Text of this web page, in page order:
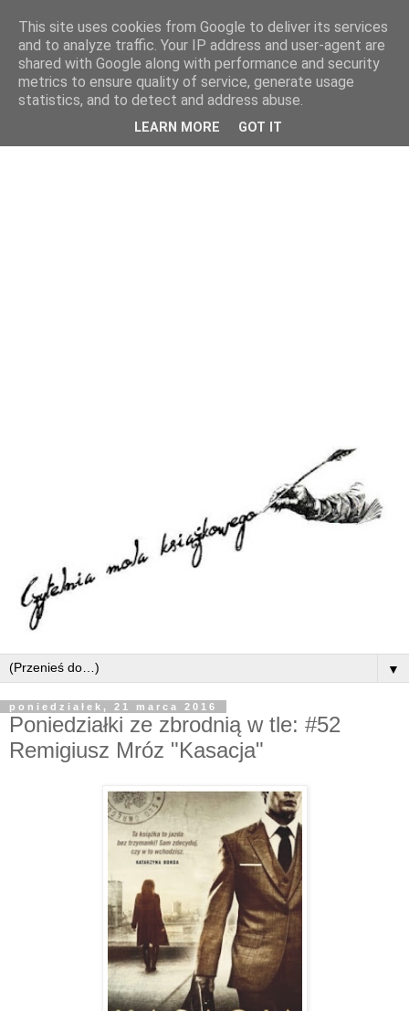
▼
poniedziałek, 21 marca 2016
Poniedziałki ze zbrodnią w tle: #52
Remigiusz Mróz "Kasacja"
This site uses cookies from Google to deliver its services
and to analyze traffic. Your IP address and user-agent are
shared with Google along with performance and security
metrics to ensure quality of service, generate usage
statistics, and to detect and address abuse.
LEARN MORE GOT IT